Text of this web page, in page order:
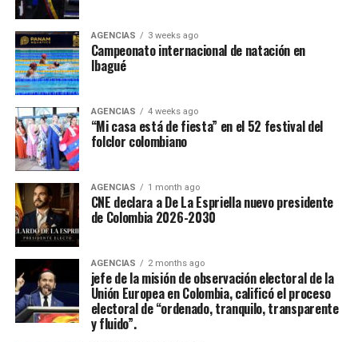
AGENCIAS 3 weeks ago
Campeonato internacional de natación en
Ibagué
AGENCIAS 4 weeks ago
“Mi casa está de fiesta” en el 52 festival del
folclor colombiano
AGENCIAS 1 month ago
CNE declara a De La Espriella nuevo presidente
de Colombia 2026-2030
AGENCIAS 2 months ago
jefe de la misión de observación electoral de la
Unión Europea en Colombia, calificó el proceso
electoral de “ordenado, tranquilo, transparente
y fluido”.